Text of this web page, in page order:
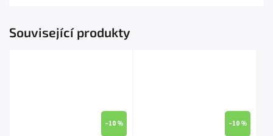
Související produkty
–10 % –10 %